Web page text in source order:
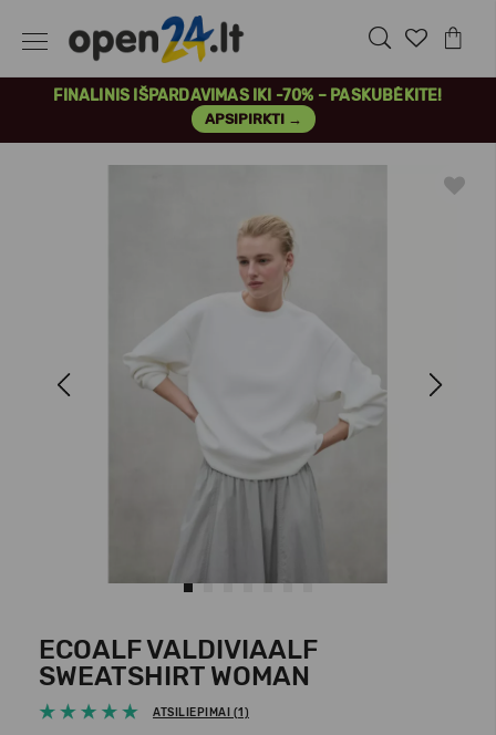
FINALINIS IŠPARDAVIMAS IKI -70% – PASKUBĖKITE!
APSIPIRKTI →
Next
ECOALF VALDIVIAALF
SWEATSHIRT WOMAN
ATSILIEPIMAI (1)